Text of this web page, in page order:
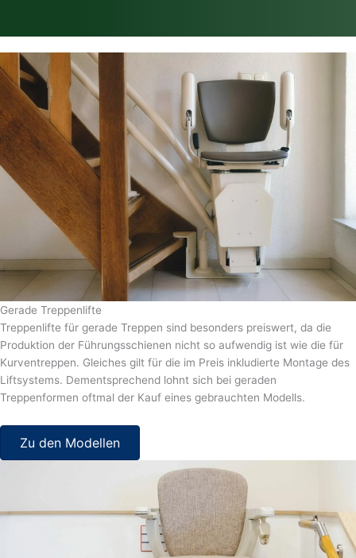
Gerade Treppenlifte
Treppenlifte für gerade Treppen sind besonders preiswert, da die
Produktion der Führungsschienen nicht so aufwendig ist wie die für
Kurventreppen. Gleiches gilt für die im Preis inkludierte Montage des
Liftsystems. Dementsprechend lohnt sich bei geraden
Treppenformen oftmal der Kauf eines gebrauchten Modells.
Zu den Modellen